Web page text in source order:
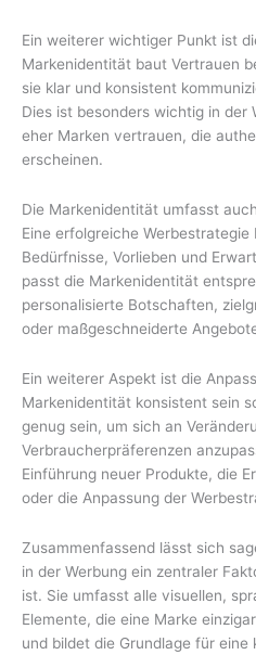
Ein weiterer wichtiger Punkt ist
Markenidentität baut Vertrauen
sie klar und konsistent
Dies ist besonders wichtig in der
eher Marken vertrauen, die
erscheinen.
Die Markenidentität umfasst
Eine erfolgreiche
Bedürfnisse, Vorlieben und
passt die Markenidentität
personalisierte Botschaften,
oder maßgeschneiderte
Ein weiterer Aspekt ist die
Markenidentität konsistent sein
genug sein, um sich an
Verbraucherpräferenzen
Einführung neuer Produkte, die
oder die Anpassung der
Zusammenfassend lässt sich
in der Werbung ein zentraler
ist. Sie umfasst alle visuellen,
Elemente, die eine Marke
und bildet die Grundlage für eine